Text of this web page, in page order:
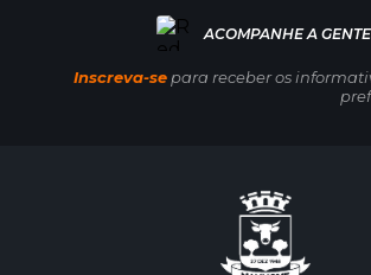
Inscreva-separa receber os